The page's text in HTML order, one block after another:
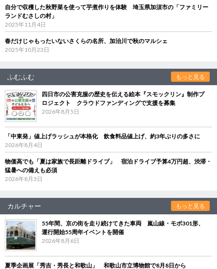
自分で収穫した秋野菜を使って芋煮作りを体験 埼玉県加須市の「ファミリー
ランドむさしの村」
2025年11月4日
春だけじゃもったいないさくらの名所、加治川で秋のマルシェ
2025年10月23日
ふむふむ もっと見る
四日市の公害克服の歴史を伝える絵本『スモックリン』制作プ
ロジェクト クラウドファンディングで支援を募集
2026年8月5日
「中東発」値上げラッシュが本格化 飲食料品値上げ、約3年ぶりの多さに
2026年8月4日
物価高でも「夏は家族で長距離ドライブ」 宿泊ドライブ予算4万円超、渋滞・
猛暑への備えも必須
2026年8月3日
カルチャー もっと見る
55年間、京の街を走り続けてきた車両 嵐山線・モボ301形、
運行開始55周年イベントを開催
2026年8月6日
夏季企画展「秀吉・秀長と和歌山」 和歌山市立博物館で8月8日から